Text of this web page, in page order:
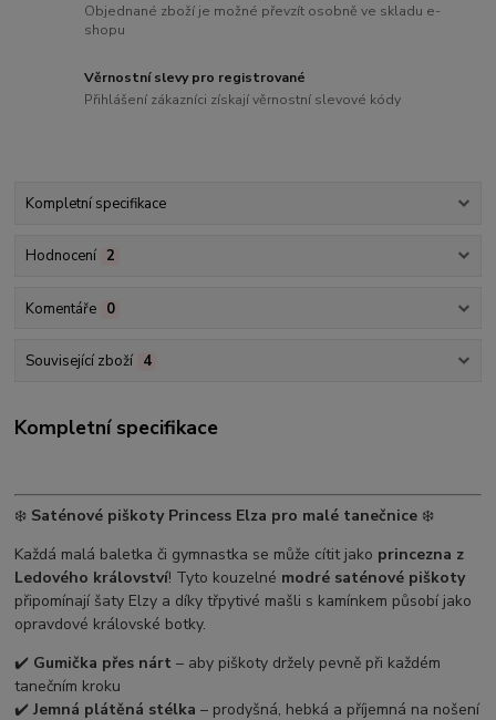
Objednané zboží je možné převzít osobně ve skladu e-
shopu
Věrnostní slevy pro registrované
Přihlášení zákazníci získají věrnostní slevové kódy
Kompletní specifikace
Hodnocení 2
Komentáře 0
Související zboží 4
Kompletní specifikace
❄️ Saténové piškoty Princess Elza pro malé tanečnice ❄️
Každá malá baletka či gymnastka se může cítit jako princezna z
Ledového království! Tyto kouzelné modré saténové piškoty
připomínají šaty Elzy a díky třpytivé mašli s kamínkem působí jako
opravdové královské botky.
✔️ Gumička přes nárt – aby piškoty držely pevně při každém
tanečním kroku
✔️Jemná plátěná stélka – prodyšná, hebká a příjemná na nošení